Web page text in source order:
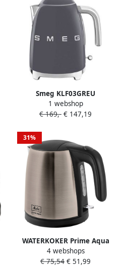
Smeg KLF03GREU
Waterkoker 1 7 Liter 2400W
RVS Kalkfilter 360°
Automatische Uitschakeling
'50s Style Leigrijs
1 webshop
€ 169,- € 147,19
31%
WATERKOKER Prime Aqua
Grijs Metallic 1018-06MEL
Prime A 6772301 Geschikt
4 webshops
€ 75,54 € 51,99